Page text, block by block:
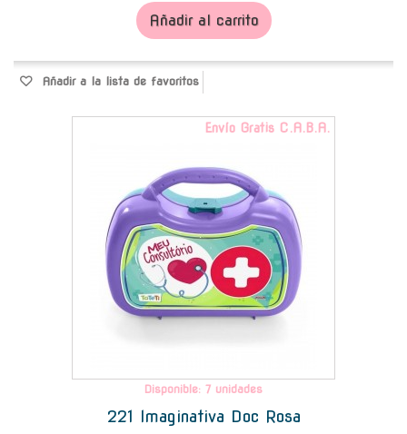
Añadir al carrito
Añadir a la lista de favoritos
Envío Gratis C.A.B.A.
Disponible: 7 unidades
221 Imaginativa Doc Rosa